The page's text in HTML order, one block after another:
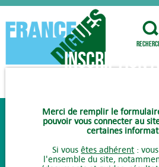
Inscription
Merci de remplir le
pouvoir vous connecter au
certaines
Si vousêtes adhérent :
l'ensemble du site,